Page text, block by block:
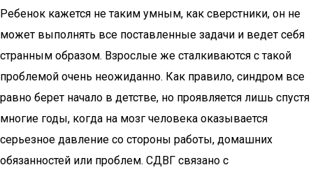
Ребенок кажется не таким умным, как сверстники, он не
может выполнять все поставленные задачи и ведет себя
странным образом. Взрослые же сталкиваются с такой
проблемой очень неожиданно. Как правило, синдром все
равно берет начало в детстве, но проявляется лишь спустя
многие годы, когда на мозг человека оказывается
серьезное давление со стороны работы, домашних
обязанностей или проблем. СДВГ связано с